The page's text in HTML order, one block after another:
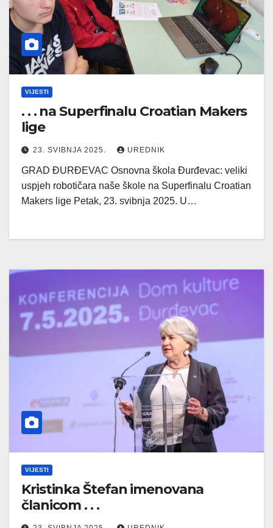
VIJESTI
. . . na Superfinalu Croatian Makers
lige
23. SVIBNJA 2025. UREDNIK
GRAD ĐURĐEVAC Osnovna škola Đurđevac: veliki
uspjeh robotičara naše škole na Superfinalu Croatian
Makers lige Petak, 23. svibnja 2025. U…
VIJESTI
Kristinka Štefan imenovana
članicom . . .